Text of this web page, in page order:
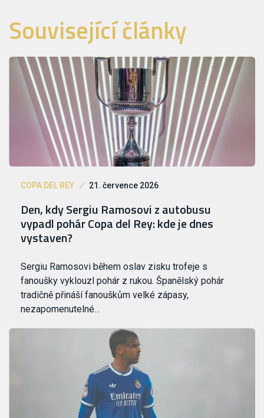
Související články
COPA DEL REY 21. července 2026
Den, kdy Sergiu Ramosovi z autobusu
vypadl pohár Copa del Rey: kde je dnes
vystaven?
Sergiu Ramosovi během oslav zisku trofeje s
fanoušky vyklouzl pohár z rukou. Španělský pohár
tradičně přináší fanouškům velké zápasy,
nezapomenutelné…